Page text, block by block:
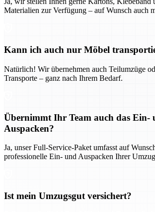
Materialien zur Verfügung – auf Wunsch auch
Kann ich auch nur Möbel
Natürlich! Wir übernehmen auch Teilumzüge
Transporte – ganz nach Ihrem Bedarf.
Übernimmt Ihr Team auch das Ein-
Auspacken?
Ja, unser Full-Service-Paket umfasst auf
professionelle Ein- und Auspacken Ihrer
Ist mein Umzugsgut versichert?